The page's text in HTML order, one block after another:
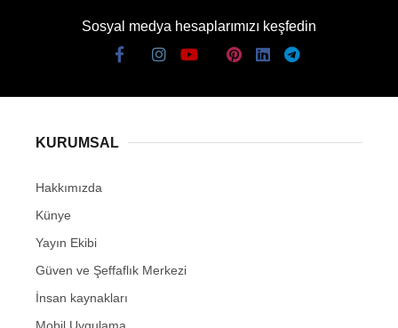
Sosyal medya hesaplarımızı keşfedin
KURUMSAL
Hakkımızda
Künye
Yayın Ekibi
Güven ve Şeffaflık Merkezi
İnsan kaynakları
Mobil Uygulama